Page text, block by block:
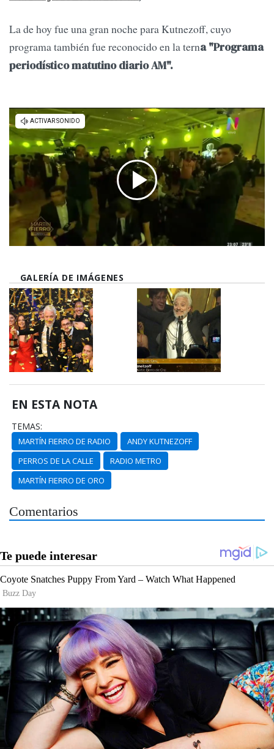
La de hoy fue una gran noche para Kutnezoff, cuyo
programa también fue reconocido en la terna "Programa
periodístico matutino diario AM".
GALERÍA DE IMÁGENES
EN ESTA NOTA
TEMAS:
MARTÍN FIERRO DE RADIO
ANDY KUTNEZOFF
PERROS DE LA CALLE
RADIO METRO
MARTÍN FIERRO DE ORO
Comentarios